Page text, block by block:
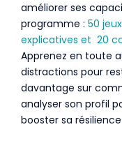
améliorer ses
programme : 50
explicatives et 20
Apprenez en toute
distractions pour
davantage sur
analyser son profil
booster sa